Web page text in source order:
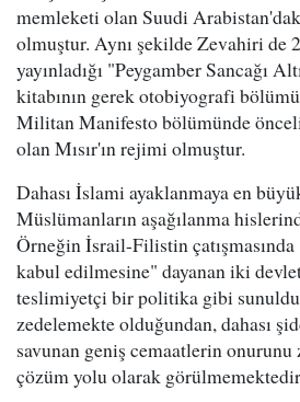
memleketi olan Suudi
olmuştur. Aynı şekilde Zevahiri de
yayınladığı "Peygamber Sancağı
kitabının gerek otobiyografi
Militan Manifesto bölümünde
olan Mısır'ın rejimi olmuştur.
Dahası İslami ayaklanmaya en
Müslümanların aşağılanma
Örneğin İsrail-Filistin çatışmasında
kabul edilmesine" dayanan iki
teslimiyetçi bir politika gibi
zedelemekte olduğundan, dahası
savunan geniş cemaatlerin
çözüm yolu olarak